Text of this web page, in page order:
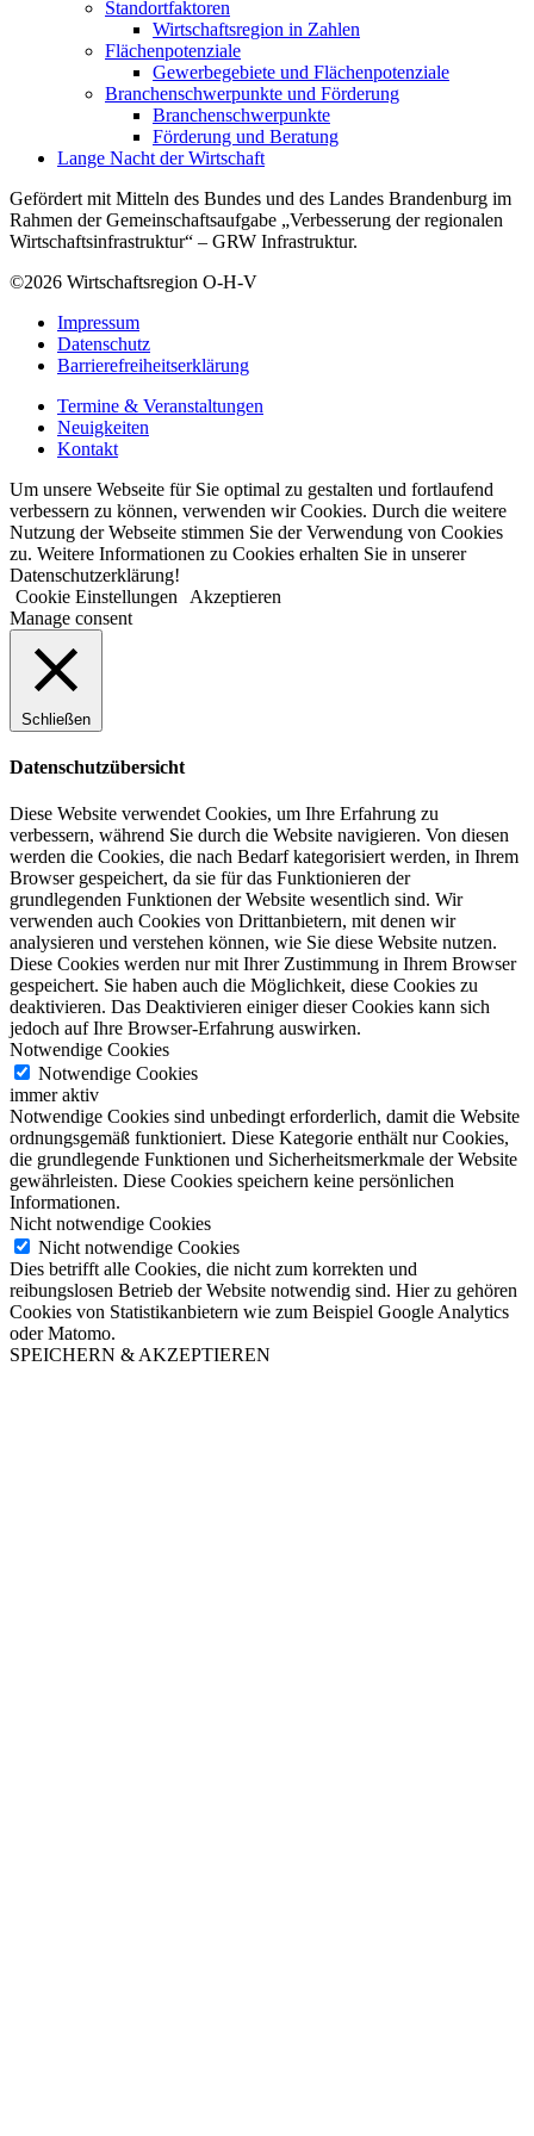
Standortfaktoren
Wirtschaftsregion in Zahlen
Flächenpotenziale
Gewerbegebiete und Flächenpotenziale
Branchenschwerpunkte und Förderung
Branchenschwerpunkte
Förderung und Beratung
Lange Nacht der Wirtschaft
Gefördert mit Mitteln des Bundes und des Landes Brandenburg im
Rahmen der Gemeinschaftsaufgabe „Verbesserung der regionalen
Wirtschaftsinfrastruktur“ – GRW Infrastruktur.
©2026 Wirtschaftsregion O-H-V
Impressum
Datenschutz
Barrierefreiheitserklärung
Termine & Veranstaltungen
Neuigkeiten
Kontakt
Um unsere Webseite für Sie optimal zu gestalten und fortlaufend
verbessern zu können, verwenden wir Cookies. Durch die weitere
Nutzung der Webseite stimmen Sie der Verwendung von Cookies
zu. Weitere Informationen zu Cookies erhalten Sie in unserer
Datenschutzerklärung!
Cookie Einstellungen
Akzeptieren
Manage consent
Schließen
Datenschutzübersicht
Diese Website verwendet Cookies, um Ihre Erfahrung zu
verbessern, während Sie durch die Website navigieren. Von diesen
werden die Cookies, die nach Bedarf kategorisiert werden, in Ihrem
Browser gespeichert, da sie für das Funktionieren der
grundlegenden Funktionen der Website wesentlich sind. Wir
verwenden auch Cookies von Drittanbietern, mit denen wir
analysieren und verstehen können, wie Sie diese Website nutzen.
Diese Cookies werden nur mit Ihrer Zustimmung in Ihrem Browser
gespeichert. Sie haben auch die Möglichkeit, diese Cookies zu
deaktivieren. Das Deaktivieren einiger dieser Cookies kann sich
jedoch auf Ihre Browser-Erfahrung auswirken.
Notwendige Cookies
Notwendige Cookies
immer aktiv
Notwendige Cookies sind unbedingt erforderlich, damit die Website
ordnungsgemäß funktioniert. Diese Kategorie enthält nur Cookies,
die grundlegende Funktionen und Sicherheitsmerkmale der Website
gewährleisten. Diese Cookies speichern keine persönlichen
Informationen.
Nicht notwendige Cookies
Nicht notwendige Cookies
Dies betrifft alle Cookies, die nicht zum korrekten und
reibungslosen Betrieb der Website notwendig sind. Hier zu gehören
Cookies von Statistikanbietern wie zum Beispiel Google Analytics
oder Matomo.
SPEICHERN & AKZEPTIEREN